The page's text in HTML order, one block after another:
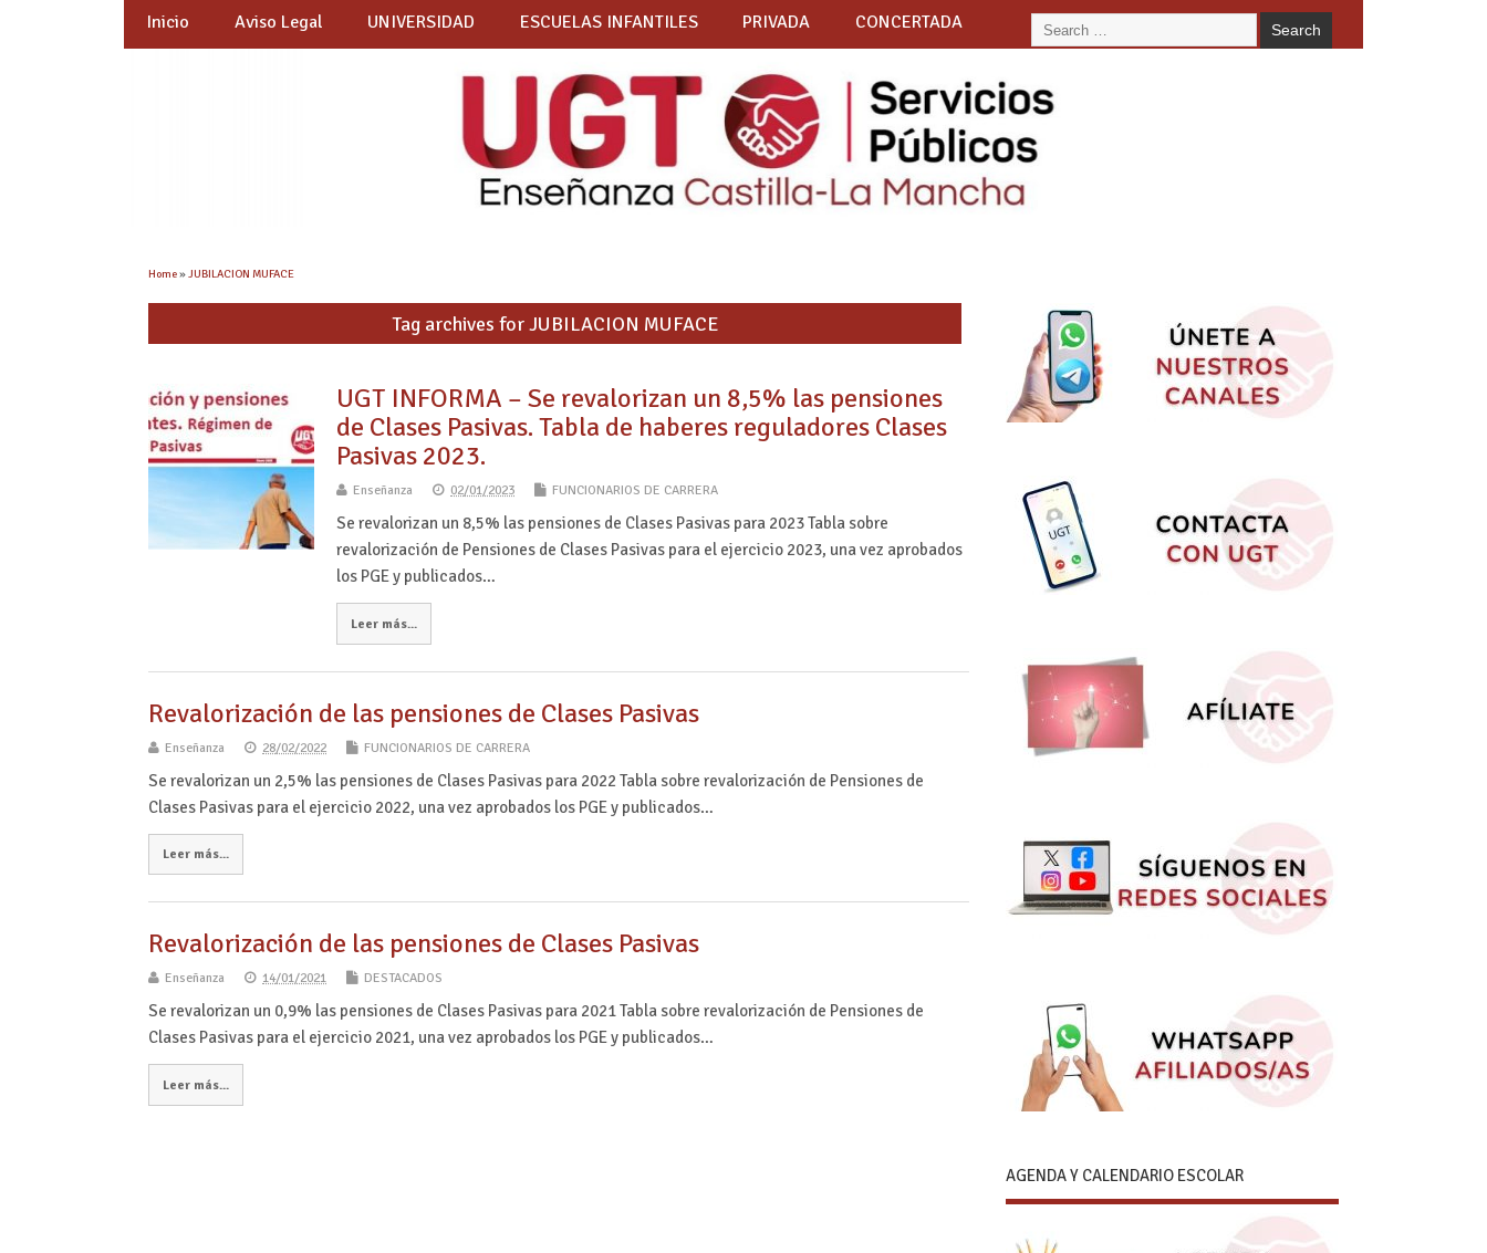
Inicio Aviso Legal UNIVERSIDAD ESCUELAS INFANTILES PRIVADA CONCERTADA
Home»JUBILACION MUFACE
Tag archives for JUBILACION MUFACE
UGT INFORMA – Se revalorizan un 8,5% las pensiones
de Clases Pasivas. Tabla de haberes reguladores Clases
Pasivas 2023.
Enseñanza 02/01/2023 FUNCIONARIOS DE CARRERA
Se revalorizan un 8,5% las pensiones de Clases Pasivas para 2023 Tabla sobre
revalorización de Pensiones de Clases Pasivas para el ejercicio 2023, una vez aprobados
los PGE y publicados…
Leer más...
Revalorización de las pensiones de Clases Pasivas
Enseñanza 28/02/2022 FUNCIONARIOS DE CARRERA
Se revalorizan un 2,5% las pensiones de Clases Pasivas para 2022 Tabla sobre revalorización de Pensiones de
Clases Pasivas para el ejercicio 2022, una vez aprobados los PGE y publicados…
Leer más...
Revalorización de las pensiones de Clases Pasivas
Enseñanza 14/01/2021 DESTACADOS
Se revalorizan un 0,9% las pensiones de Clases Pasivas para 2021 Tabla sobre revalorización de Pensiones de
Clases Pasivas para el ejercicio 2021, una vez aprobados los PGE y publicados…
Leer más...
AGENDA Y CALENDARIO ESCOLAR